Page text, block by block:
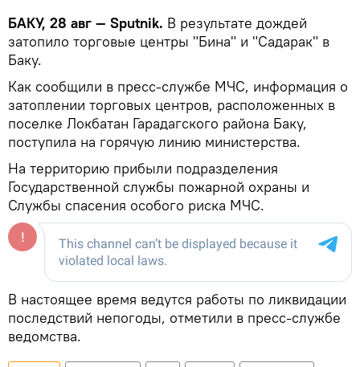
БАКУ, 28 авг — Sputnik. В результате дождей
затопило торговые центры "Бина" и "Садарак" в
Баку.
Как сообщили в пресс-службе МЧС, информация о
затоплении торговых центров, расположенных в
поселке Локбатан Гарадагского района Баку,
поступила на горячую линию министерства.
На территорию прибыли подразделения
Государственной службы пожарной охраны и
Службы спасения особого риска МЧС.
В настоящее время ведутся работы по ликвидации
последствий непогоды, отметили в пресс-службе
ведомства.